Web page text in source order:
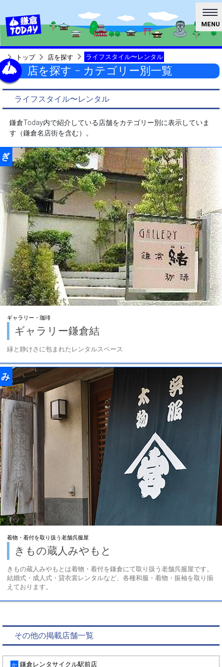
MENU
トップ 店を探す ライフスタイル〜レンタル
店を探す − カテゴリー別一覧
ライフスタイル〜レンタル
鎌倉Today内で紹介している店舗をカテゴリー別に表示していま
す（鎌倉名店街を含む）。
ぎ
ギャラリー・珈琲
ギャラリー鎌倉結
緑と静けさに包まれたレンタルスペース
み
着物・着付を取り扱う老舗呉服屋
きもの蔵人みやもと
きもの蔵人みやもとは着物・着付を鎌倉にて取り扱う老舗呉服屋です。
結婚式・成人式・貸衣裳レンタルなど、各種和服・着物・振袖を取り揃
えております。
その他の掲載店舗一覧
か 鎌倉レンタサイクル駅前店